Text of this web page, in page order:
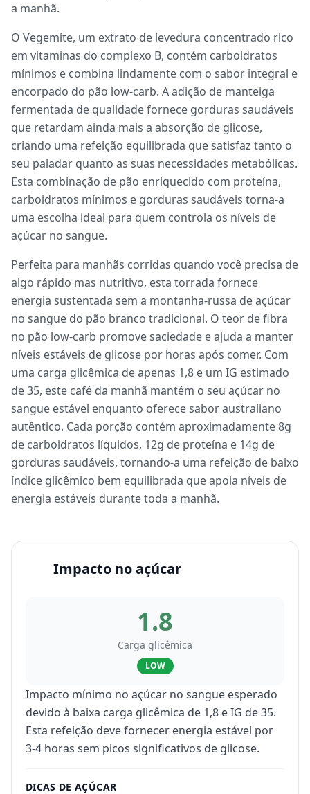
a manhã.
O Vegemite, um extrato de levedura concentrado rico
em vitaminas do complexo B, contém carboidratos
mínimos e combina lindamente com o sabor integral e
encorpado do pão low-carb. A adição de manteiga
fermentada de qualidade fornece gorduras saudáveis
que retardam ainda mais a absorção de glicose,
criando uma refeição equilibrada que satisfaz tanto o
seu paladar quanto as suas necessidades metabólicas.
Esta combinação de pão enriquecido com proteína,
carboidratos mínimos e gorduras saudáveis torna-a
uma escolha ideal para quem controla os níveis de
açúcar no sangue.
Perfeita para manhãs corridas quando você precisa de
algo rápido mas nutritivo, esta torrada fornece
energia sustentada sem a montanha-russa de açúcar
no sangue do pão branco tradicional. O teor de fibra
no pão low-carb promove saciedade e ajuda a manter
níveis estáveis de glicose por horas após comer. Com
uma carga glicêmica de apenas 1,8 e um IG estimado
de 35, este café da manhã mantém o seu açúcar no
sangue estável enquanto oferece sabor australiano
autêntico. Cada porção contém aproximadamente 8g
de carboidratos líquidos, 12g de proteína e 14g de
gorduras saudáveis, tornando-a uma refeição de baixo
índice glicêmico bem equilibrada que apoia níveis de
energia estáveis durante toda a manhã.
Impacto no açúcar
1.8
Carga glicêmica
LOW
Impacto mínimo no açúcar no sangue esperado
devido à baixa carga glicêmica de 1,8 e IG de 35.
Esta refeição deve fornecer energia estável por
3-4 horas sem picos significativos de glicose.
DICAS DE AÇÚCAR